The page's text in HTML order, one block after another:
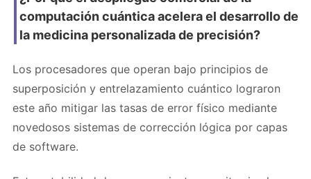
computación cuántica acelera el desarrollo de
la medicina personalizada de precisión?
Los procesadores que operan bajo principios de
superposición y entrelazamiento cuántico lograron
este año mitigar las tasas de error físico mediante
novedosos sistemas de corrección lógica por capas
de software.